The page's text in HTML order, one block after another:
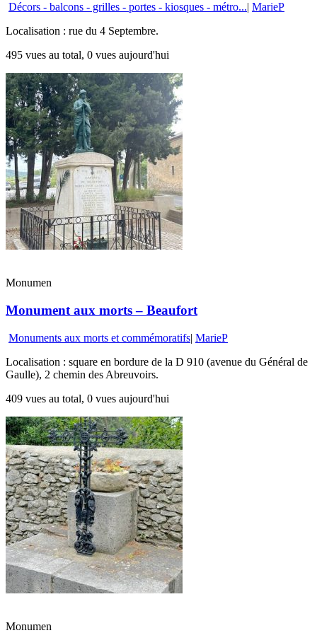
Décors - balcons - grilles - portes - kiosques - métro...| MarieP
Localisation : rue du 4 Septembre.
495 vues au total, 0 vues aujourd'hui
Monumen
Monument aux morts – Beaufort
Monuments aux morts et commémoratifs| MarieP
Localisation : square en bordure de la D 910 (avenue du Général de
Gaulle), 2 chemin des Abreuvoirs.
409 vues au total, 0 vues aujourd'hui
Monumen